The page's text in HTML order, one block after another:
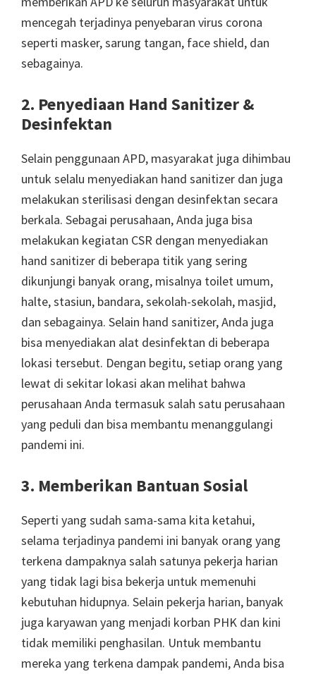
mencegah terjadinya penyebaran virus corona
seperti masker, sarung tangan, face shield, dan
sebagainya.
2. Penyediaan Hand Sanitizer &
Desinfektan
Selain penggunaan APD, masyarakat juga dihimbau
untuk selalu menyediakan hand sanitizer dan juga
melakukan sterilisasi dengan desinfektan secara
berkala. Sebagai perusahaan, Anda juga bisa
melakukan kegiatan CSR dengan menyediakan
hand sanitizer di beberapa titik yang sering
dikunjungi banyak orang, misalnya toilet umum,
halte, stasiun, bandara, sekolah-sekolah, masjid,
dan sebagainya. Selain hand sanitizer, Anda juga
bisa menyediakan alat desinfektan di beberapa
lokasi tersebut. Dengan begitu, setiap orang yang
lewat di sekitar lokasi akan melihat bahwa
perusahaan Anda termasuk salah satu perusahaan
yang peduli dan bisa membantu menanggulangi
pandemi ini.
3. Memberikan Bantuan Sosial
Seperti yang sudah sama-sama kita ketahui,
selama terjadinya pandemi ini banyak orang yang
terkena dampaknya salah satunya pekerja harian
yang tidak lagi bisa bekerja untuk memenuhi
kebutuhan hidupnya. Selain pekerja harian, banyak
juga karyawan yang menjadi korban PHK dan kini
tidak memiliki penghasilan. Untuk membantu
mereka yang terkena dampak pandemi, Anda bisa